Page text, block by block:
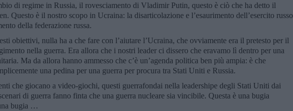
di regime in Russia, il rovesciamento di Vladimir Putin, questo è ciò che ha detto il
Questo è il nostro scopo in Ucraina: la disarticolazione e l’esaurimento dell’esercito russo
della federazione russa.
obiettivi, nulla ha a che fare con l’aiutare l’Ucraina, che ovviamente era il pretesto per il
nella guerra. Era allora che i nostri leader ci dissero che eravamo lì dentro per una
Ma da allora hanno ammesso che c’è un’agenda politica ben più ampia: è che
una pedina per una guerra per procura tra Stati Uniti e Russia.
che giocano a video-giochi, questi guerrafondai nella leadershipe degli Stati Uniti dai
di guerra fanno finta che una guerra nucleare sia vincibile. Questa è una bugia
bugia …